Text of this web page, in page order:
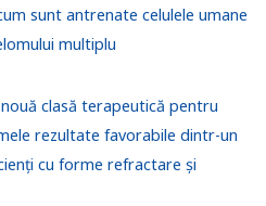
sunt antrenate celulele umane
multiplu
nouă clasă terapeutică pentru
rezultate favorabile dintr-un
cu forme refractare și